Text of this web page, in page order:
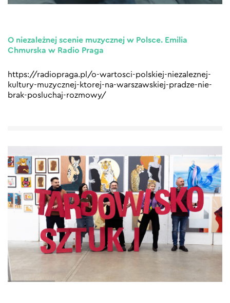
O niezależnej scenie muzycznej w Polsce. Emilia
Chmurska w Radio Praga
https://radiopraga.pl/o-wartosci-polskiej-niezaleznej-
kultury-muzycznej-ktorej-na-warszawskiej-pradze-nie-
brak-posluchaj-rozmowy/